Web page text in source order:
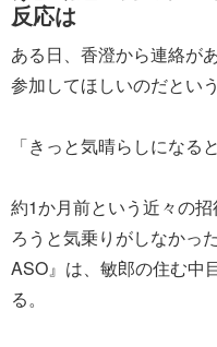
反応は
ある日、香澄から連絡が
参加してほしいのだという
「きっと気晴らしになる
約1か月前という近々の
ろうと気乗りがしなかっ
ASO』は、敏郎の住む中
る。